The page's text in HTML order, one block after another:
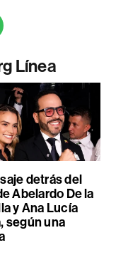
Línea
detrás del
Abelardo De la
y Ana Lucía
según una